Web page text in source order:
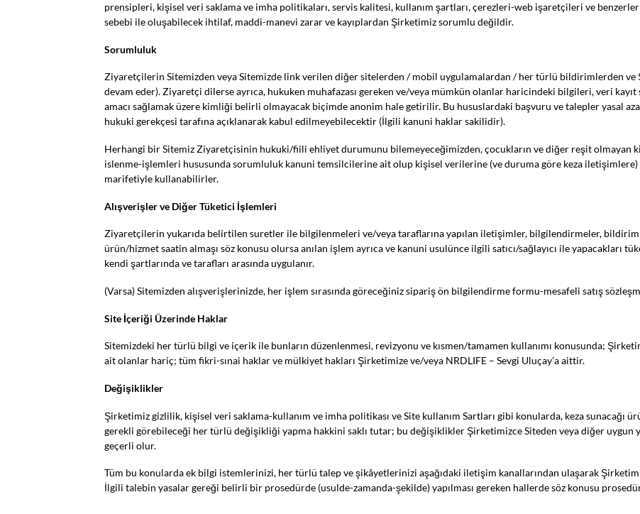
prensipleri, kişisel veri saklama ve imha politikaları, servis kalitesi, kullanım şartları, çerezleri-web işaretçileri ve
sebebi ile oluşabilecek ihtilaf, maddi-manevi zarar ve kayıplardan Şirketimiz sorumlu değildir.
Sorumluluk
Ziyaretçilerin Sitemizden veya Sitemizde link verilen diğer sitelerden / mobil uygulamalardan / her türlü bildirimlerden
devam eder). Ziyaretçi dilerse ayrıca, hukuken muhafazası gereken ve/veya mümkün olanlar haricindeki bilgileri, veri
amacı sağlamak üzere kimliği belirli olmayacak biçimde anonim hale getirilir. Bu hususlardaki başvuru ve talepler yasal
hukuki gerekçesi tarafına açıklanarak kabul edilmeyebilecektir (İlgili kanuni haklar sakilidir).
Herhangi bir Sitemiz Ziyaretçisinin hukuki/fiili ehliyet durumunu bilemeyeceğimizden, çocukların ve diğer reşit olmayan
islenme-işlemleri hususunda sorumluluk kanuni temsilcilerine ait olup kişisel verilerine (ve duruma göre keza
marifetiyle kullanabilirler.
Alışverişler ve Diğer Tüketici İşlemleri
Ziyaretçilerin yukarıda belirtilen suretler ile bilgilenmeleri ve/veya taraflarına yapılan iletişimler, bilgilendirmeler,
ürün/hizmet saatin almaşı söz konusu olursa anılan işlem ayrıca ve kanuni usulünce ilgili satıcı/sağlayıcı ile yapacakları
kendi şartlarında ve tarafları arasında uygulanır.
(Varsa) Sitemizden alışverişlerinizde, her işlem sırasında göreceğiniz sipariş ön bilgilendirme formu-mesafeli satış
Site İçeriği Üzerinde Haklar
Sitemizdeki her türlü bilgi ve içerik ile bunların düzenlenmesi, revizyonu ve kısmen/tamamen kullanımı konusunda;
ait olanlar hariç; tüm fikri-sınai haklar ve mülkiyet hakları Şirketimize ve/veya NRDLIFE – Sevgi Uluçay’a aittir.
Değişiklikler
Şirketimiz gizlilik, kişisel veri saklama-kullanım ve imha politikası ve Site kullanım Sartları gibi konularda, keza sunacağı
gerekli görebileceği her türlü değişikliği yapma hakkini saklı tutar; bu değişiklikler Şirketimizce Siteden veya diğer
geçerli olur.
Tüm bu konularda ek bilgi istemlerinizi, her türlü talep ve şikâyetlerinizi aşağıdaki iletişim kanallarından ulaşarak
İlgili talebin yasalar gereği belirli bir prosedürde (usulde-zamanda-şekilde) yapılması gereken hallerde söz konusu